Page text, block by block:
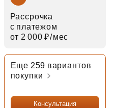
Рассрочка
с платежом
от 2 000 ₽⁠/⁠мес
Еще 259 вариантов
покупки
Консультация